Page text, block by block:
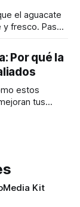
el aguacate
fresco. Paso
Por qué la
estos
tus
Media Kit